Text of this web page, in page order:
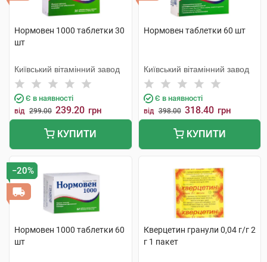
Нормовен 1000 таблетки 30
шт
Київський вітамінний завод
Є в наявності
від 299.00 239.20 грн
КУПИТИ
Нормовен таблетки 60 шт
Київський вітамінний завод
Є в наявності
від 398.00 318.40 грн
КУПИТИ
−20%
Нормовен 1000 таблетки 60
шт
Кверцетин гранули 0,04 г/г 2
г 1 пакет